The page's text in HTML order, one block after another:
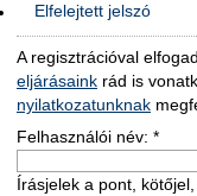
Elfelejtett jelszó
A regisztrációval
eljárásaink rád is
nyilatkozatunknak
Felhasználói név: *
Írásjelek a pont,